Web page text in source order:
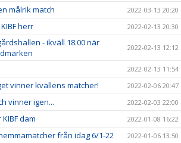
målrik match 2022-03-13 20:20
herr 2022-02-13 20:30
- ikväll 18.00 när
2022-02-13 12:12
2022-02-13 11:54
vinner kvällens matcher! 2022-02-06 20:47
vinner igen... 2022-02-03 22:00
dam 2022-01-08 16:22
från idag 6/1-22 2022-01-06 13:50